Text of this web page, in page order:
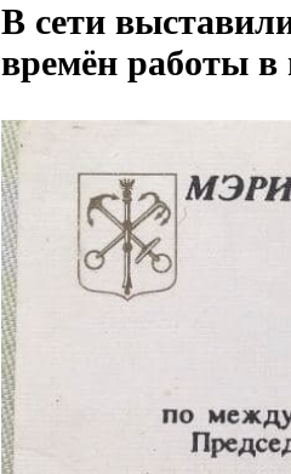
В сети
времён работы в